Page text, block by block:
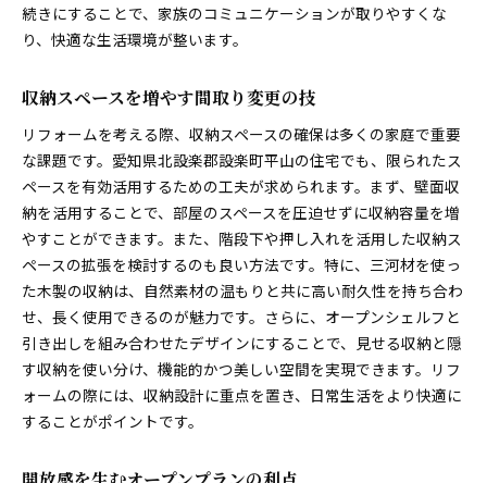
続きにすることで、家族のコミュニケーションが取りやすくな
り、快適な生活環境が整います。
収納スペースを増やす間取り変更の技
リフォームを考える際、収納スペースの確保は多くの家庭で重要
な課題です。愛知県北設楽郡設楽町平山の住宅でも、限られたス
ペースを有効活用するための工夫が求められます。まず、壁面収
納を活用することで、部屋のスペースを圧迫せずに収納容量を増
やすことができます。また、階段下や押し入れを活用した収納ス
ペースの拡張を検討するのも良い方法です。特に、三河材を使っ
た木製の収納は、自然素材の温もりと共に高い耐久性を持ち合わ
せ、長く使用できるのが魅力です。さらに、オープンシェルフと
引き出しを組み合わせたデザインにすることで、見せる収納と隠
す収納を使い分け、機能的かつ美しい空間を実現できます。リフ
ォームの際には、収納設計に重点を置き、日常生活をより快適に
することがポイントです。